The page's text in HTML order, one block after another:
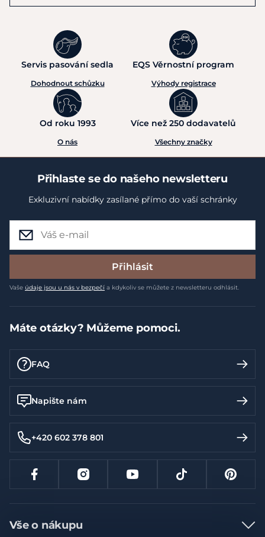
Servis pasování sedla
Dohodnout schůzku
EQS Věrnostní program
Výhody registrace
Od roku 1993
O nás
Více než 250 dodavatelů
Všechny značky
Přihlaste se do našeho newsletteru
Exkluzivní nabídky zasílané přímo do vaší schránky
Přihlásit
Vaše údaje jsou u nás v bezpečí a kdykoliv se můžete z newsletteru odhlásit.
Máte otázky? Můžeme pomoci.
FAQ
Napište nám
+420 602 378 801
Vše o nákupu